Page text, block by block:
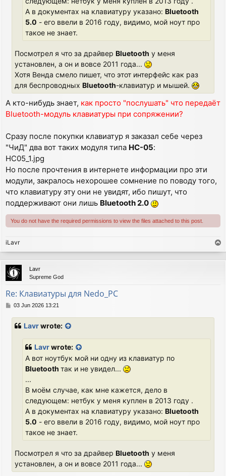
А в документах на клавиатуру указано: Bluetooth
5.0 - его ввели в 2016 году, видимо, мой ноут про
такое не знает.
Посмотрел я что за драйвер Bluetooth у меня
установлен, а он и вовсе 2011 года...
Хотя Венда смело пишет, что этот интерфейс как раз
для беспроводных Bluetooth-клавиатур и мышей.
А кто-нибудь знает, как просто "послушать" что передаёт
Bluetooth-модуль клавиатуры при сопряжении?
Сразу после покупки клавиатур я заказал себе через
"ЧиД" два вот таких модуля типа HC-05:
HC05_1.jpg
Но после прочтения в интернете информации про эти
модули, закралось нехорошее сомнение по поводу того,
что клавиатуру эту они не увидят, ибо пишут, что
поддерживают они лишь Bluetooth 2.0
You do not have the required permissions to view the files attached to this post.
iLavr
o
p
Lavr
Supreme God
Re: Клавиатуры для Nedo_PC
P03 Jun 2026 13:21
Lavrwrote:
Lavrwrote:
А вот ноутбук мой ни одну из клавиатур по
Bluetooth так и не увидел...
...
В моём случае, как мне кажется, дело в
следующем: нетбук у меня куплен в 2013 году .
А в документах на клавиатуру указано: Bluetooth
5.0 - его ввели в 2016 году, видимо, мой ноут про
такое не знает.
Посмотрел я что за драйвер Bluetooth у меня
установлен, а он и вовсе 2011 года...